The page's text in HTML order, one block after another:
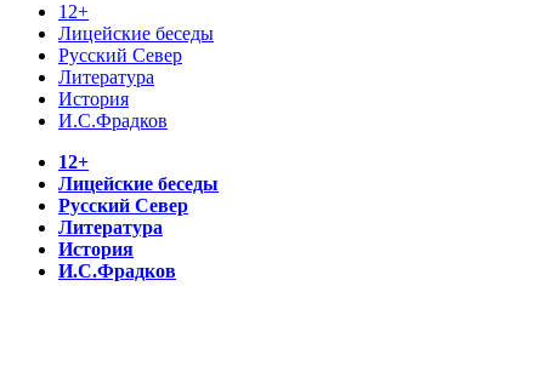
12+
Лицейские беседы
Русский Север
Литература
История
И.С.Фрадков
12+
Лицейские беседы
Русский Север
Литература
История
И.С.Фрадков